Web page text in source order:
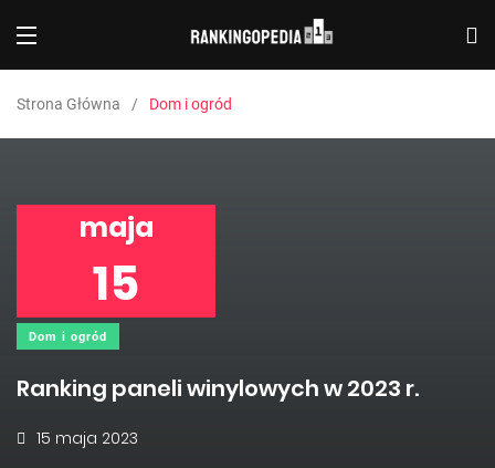
Strona Główna Dom i ogród
maja
15
Dom i ogród
Ranking paneli winylowych w 2023 r.
15 maja 2023